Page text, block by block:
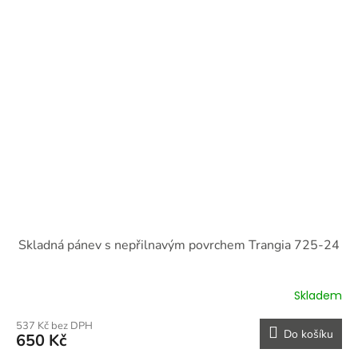
Skladná pánev s nepřilnavým povrchem Trangia 725-24
Skladem
537 Kč bez DPH
650 Kč Do košíku